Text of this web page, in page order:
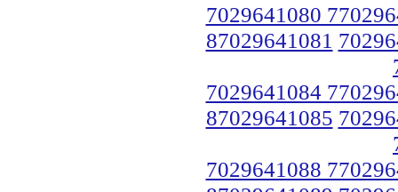
7029641080
87029641081
7029641084
87029641085
7029641088